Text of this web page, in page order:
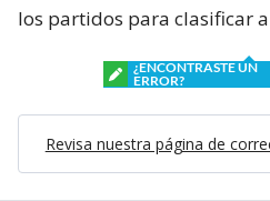
los partidos para clasificar a
¿ENCONTRASTE UN
ERROR?
Revisa nuestra página de